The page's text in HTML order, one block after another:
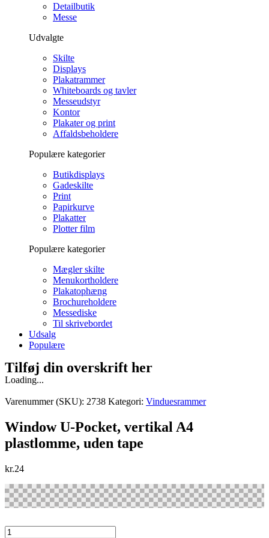
Detailbutik
Messe
Udvalgte
Skilte
Displays
Plakatrammer
Whiteboards og tavler
Messeudstyr
Kontor
Plakater og print
Affaldsbeholdere
Populære kategorier
Butikdisplays
Gadeskilte
Print
Papirkurve
Plakatter
Plotter film
Populære kategorier
Mægler skilte
Menukortholdere
Plakatophæng
Brochureholdere
Messediske
Til skrivebordet
Udsalg
Populære
Tilføj din overskrift her
Loading...
Varenummer (SKU): 2738 Kategori: Vinduesrammer
Window U-Pocket, vertikal A4
plastlomme, uden tape
kr.24
Window